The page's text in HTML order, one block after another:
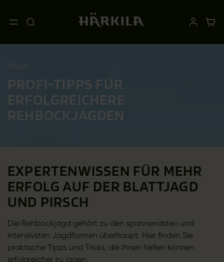
Pirsch
PROFI-TIPPS FÜR
ERFOLGREICHERE
REHBOCKJAGDEN
EXPERTENWISSEN FÜR MEHR
ERFOLG AUF DER BLATTJAGD
UND PIRSCH
Die Rehbockjagd gehört zu den spannendsten und
intensivsten Jagdformen überhaupt. Hier finden Sie
praktische Tipps und Tricks, die Ihnen helfen können,
erfolgreicher zu jagen.